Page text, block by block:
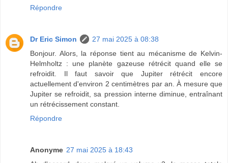
Répondre
Dr Eric Simon
27 mai 2025 à 08:38
Bonjour. Alors, la réponse tient au mécanisme de Kelvin-
Helmholtz : une planète gazeuse rétrécit quand elle se
refroidit. Il faut savoir que Jupiter rétrécit encore
actuellement d'environ 2 centimètres par an. À mesure que
Jupiter se refroidit, sa pression interne diminue, entraînant
un rétrécissement constant.
Répondre
Anonyme 27 mai 2025 à 18:43